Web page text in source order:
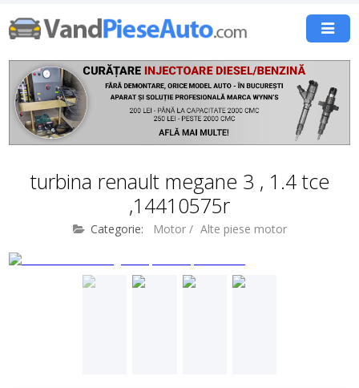
turbina renault megane 3 , 1.4 tce
,14410575r
Categorie: Motor/ Alte piese motor